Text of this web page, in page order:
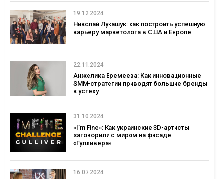
19.12.2024
Николай Лукашук: как построить успешную
карьеру маркетолога в США и Европе
22.11.2024
Анжелика Еремеева: Как инновационные
SMM-стратегии приводят большие бренды
к успеху
31.10.2024
«I’m Fine»: Как украинские 3D-артисты
заговорили с миром на фасаде
«Гулливера»
16.07.2024